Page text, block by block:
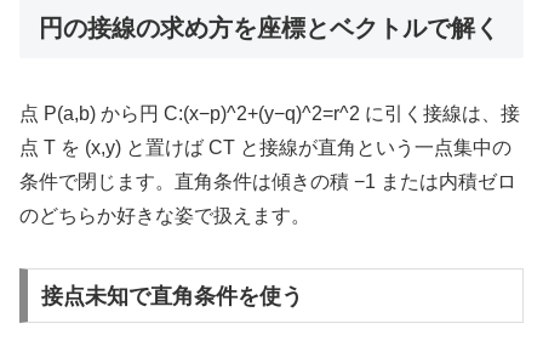
円の接線の求め方を座標とベクトルで解く
点 P(a,b) から円 C:(x−p)^2+(y−q)^2=r^2 に引く接線は、接
点 T を (x,y) と置けば CT と接線が直角という一点集中の
条件で閉じます。直角条件は傾きの積 −1 または内積ゼロ
のどちらか好きな姿で扱えます。
接点未知で直角条件を使う